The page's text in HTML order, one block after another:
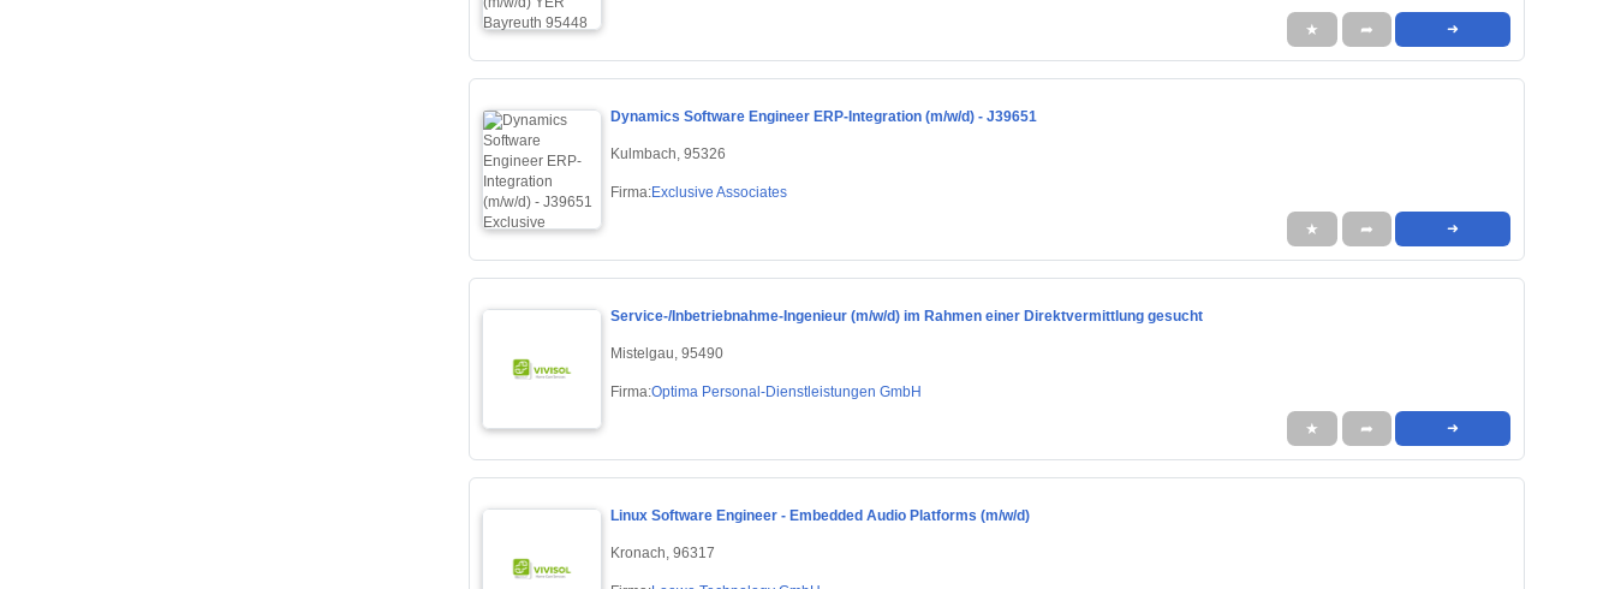
★ ➦ ➜
Dynamics Software Engineer ERP-Integration (m/w/d) - J39651
Kulmbach, 95326
Firma:Exclusive Associates
★ ➦ ➜
Service-/Inbetriebnahme-Ingenieur (m/w/d) im Rahmen einer Direktvermittlung gesucht
Mistelgau, 95490
Firma:Optima Personal-Dienstleistungen GmbH
★ ➦ ➜
Linux Software Engineer - Embedded Audio Platforms (m/w/d)
Kronach, 96317